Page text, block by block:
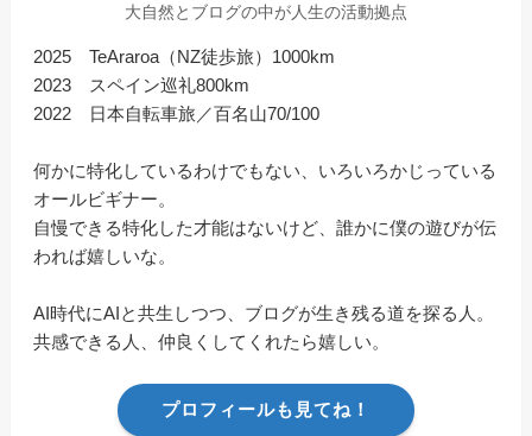
大自然とブログの中が人生の活動拠点
2025 TeAraroa（NZ徒歩旅）1000km
2023 スペイン巡礼800km
2022 日本自転車旅／百名山70/100
何かに特化しているわけでもない、いろいろかじっている
オールビギナー。
自慢できる特化した才能はないけど、誰かに僕の遊びが伝
われば嬉しいな。
AI時代にAIと共生しつつ、ブログが生き残る道を探る人。
共感できる人、仲良くしてくれたら嬉しい。
プロフィールも見てね！